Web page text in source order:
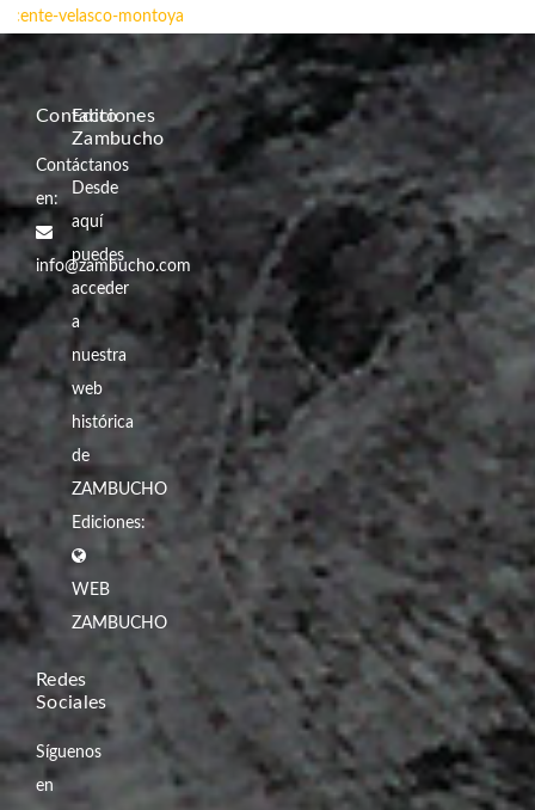
vicente-velasco-montoya
Contacto
Contáctanos
en:
info@zambucho.com
Ediciones
Zambucho
Desde
aquí
puedes
acceder
a
nuestra
web
histórica
de
ZAMBUCHO
Ediciones:
WEB
ZAMBUCHO
Redes
Sociales
Síguenos
en